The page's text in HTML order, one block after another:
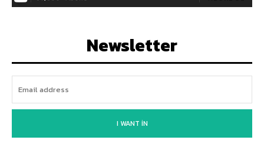
Newsletter
I WANT IN